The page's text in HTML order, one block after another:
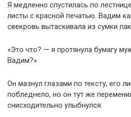
Я медленно спустилась по
листы с красной печатью. Вадим
свекровь вытаскивала из сумки
«Это что? — я протянула бумагу
Вадим?»
Он мазнул глазами по тексту, его
побледнело, но он тут же
снисходительно улыбнулся.